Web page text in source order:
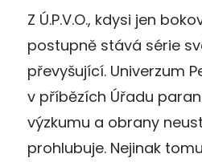
Z Ú.P.V.O., kdysi jen
postupně stává série
převyšující. Univerzum
v příbězích Úřadu
výzkumu a obrany
prohlubuje. Nejinak